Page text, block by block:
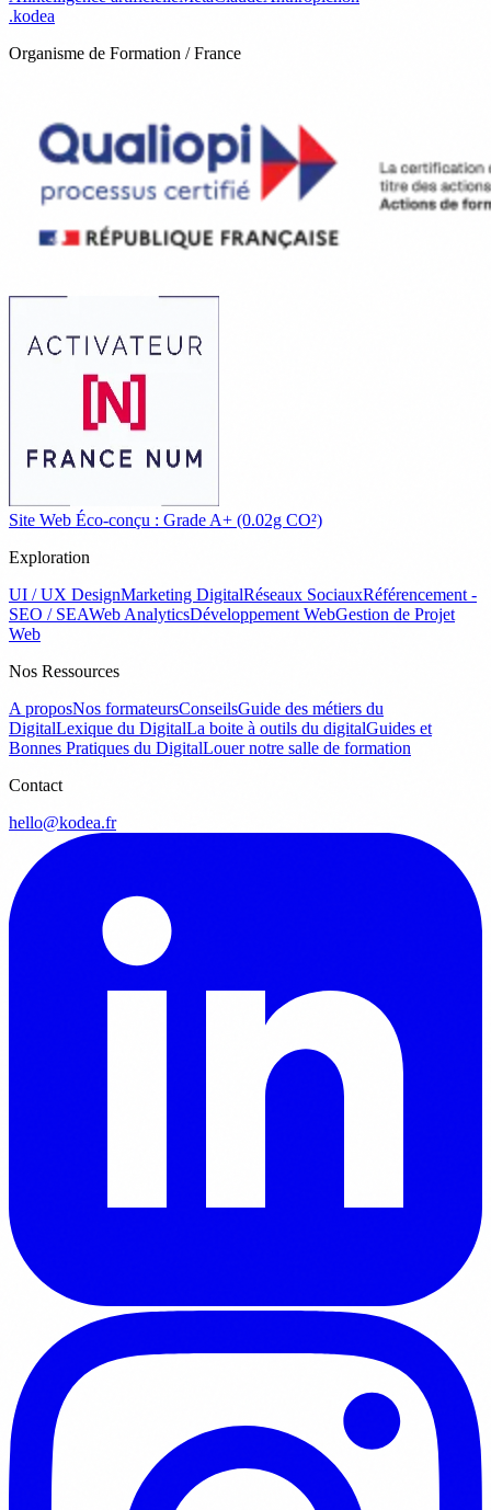
.kodea
Organisme de Formation / France
Site Web Éco-conçu : Grade A+ (0.02g CO²)
Exploration
UI / UX DesignMarketing DigitalRéseaux SociauxRéférencement -
SEO / SEAWeb AnalyticsDéveloppement WebGestion de Projet
Web
Nos Ressources
A proposNos formateursConseilsGuide des métiers du
DigitalLexique du DigitalLa boite à outils du digitalGuides et
Bonnes Pratiques du DigitalLouer notre salle de formation
Contact
hello@kodea.fr